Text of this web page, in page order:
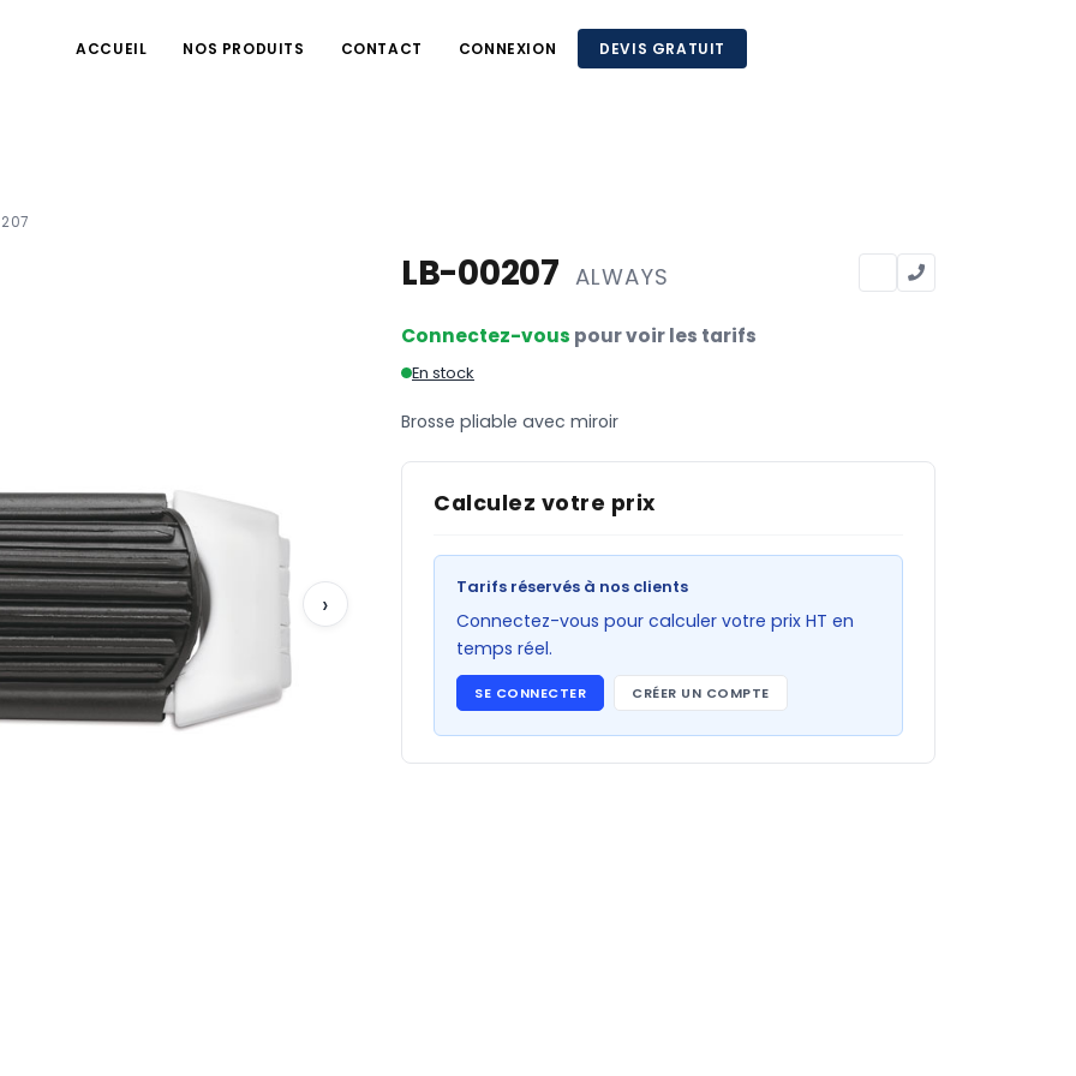
ACCUEIL NOS PRODUITS CONTACT CONNEXION DEVIS GRATUIT
›
LB-00207 ALWAYS
Connectez-vous pour voir les tarifs
En stock
Brosse pliable avec miroir
Calculez votre prix
Tarifs réservés à nos clients
Connectez-vous pour calculer votre prix HT en
temps réel.
SE CONNECTER CRÉER UN COMPTE